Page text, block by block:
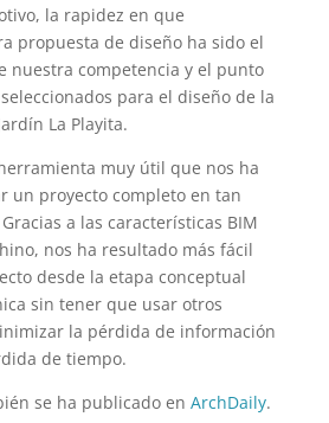
la rapidez en que
propuesta de diseño ha sido el
nuestra competencia y el punto
para el diseño de la
La Playita.
muy útil que nos ha
un proyecto completo en tan
a las características BIM
nos ha resultado más fácil
desde la etapa conceptual
sin tener que usar otros
la pérdida de información
de tiempo.
se ha publicado en ArchDaily.